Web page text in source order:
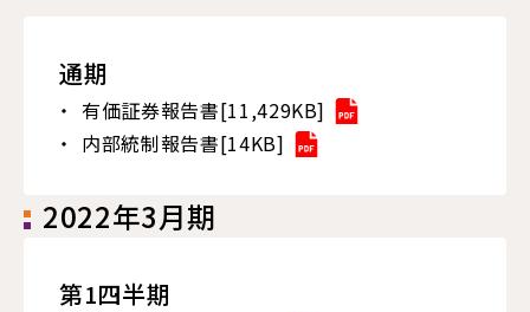
通期
有価証券報告書[11,429KB]
内部統制報告書[14KB]
2022年3月期
第1四半期